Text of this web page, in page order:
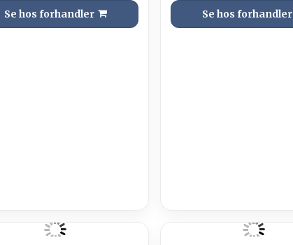
Se hos forhandler Se hos forhandler